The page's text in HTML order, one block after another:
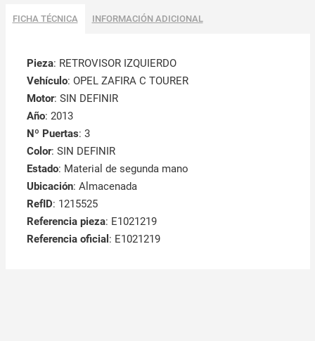
FICHA TÉCNICA INFORMACIÓN ADICIONAL
Pieza: RETROVISOR IZQUIERDO
Vehículo: OPEL ZAFIRA C TOURER
Motor: SIN DEFINIR
Año: 2013
Nº Puertas: 3
Color: SIN DEFINIR
Estado: Material de segunda mano
Ubicación: Almacenada
RefID: 1215525
Referencia pieza: E1021219
Referencia oficial : E1021219